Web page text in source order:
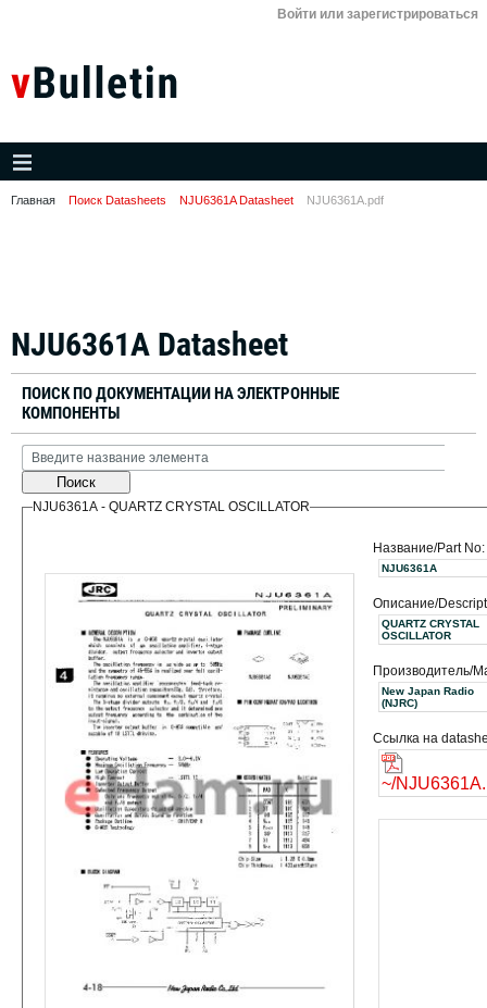
Войти или зарегистрироваться
Главная Поиск Datasheets NJU6361A Datasheet NJU6361A.pdf
NJU6361A Datasheet
ПОИСК ПО ДОКУМЕНТАЦИИ НА ЭЛЕКТРОННЫЕ
КОМПОНЕНТЫ
Поиск
NJU6361A - QUARTZ CRYSTAL OSCILLATOR
Название/Part No:
NJU6361A
Описание/
QUARTZ CRYSTAL
OSCILLATOR
Производитель/
New Japan Radio
(NJRC)
Ссылка на
~/